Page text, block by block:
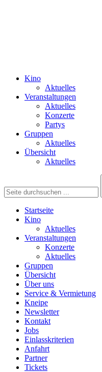
Kino
Aktuelles
Veranstaltungen
Aktuelles
Konzerte
Partys
Gruppen
Aktuelles
Übersicht
Aktuelles
Startseite
Kino
Aktuelles
Veranstaltungen
Konzerte
Aktuelles
Gruppen
Übersicht
Über uns
Service & Vermietung
Kneipe
Newsletter
Kontakt
Jobs
Einlasskriterien
Anfahrt
Partner
Tickets